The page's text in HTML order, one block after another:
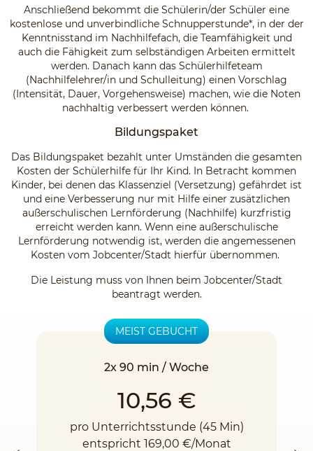
Anschließend bekommt die Schülerin/der Schüler eine
kostenlose und unverbindliche Schnupperstunde*, in der der
Kenntnisstand im Nachhilfefach, die Teamfähigkeit und
auch die Fähigkeit zum selbständigen Arbeiten ermittelt
werden. Danach kann das Schülerhilfeteam
(Nachhilfelehrer/in und Schulleitung) einen Vorschlag
(Intensität, Dauer, Vorgehensweise) machen, wie die Noten
nachhaltig verbessert werden können.
Bildungspaket
Das Bildungspaket bezahlt unter Umständen die gesamten
Kosten der Schülerhilfe für Ihr Kind. In Betracht kommen
Kinder, bei denen das Klassenziel (Versetzung) gefährdet ist
und eine Verbesserung nur mit Hilfe einer zusätzlichen
außerschulischen Lernförderung (Nachhilfe) kurzfristig
erreicht werden kann. Wenn eine außerschulische
Lernförderung notwendig ist, werden die angemessenen
Kosten vom Jobcenter/Stadt hierfür übernommen.
Die Leistung muss von Ihnen beim Jobcenter/Stadt
beantragt werden.
MEIST GEBUCHT
2x 90 min / Woche
10,56 €
pro Unterrichtsstunde (45 Min)
entspricht 169,00 €/Monat